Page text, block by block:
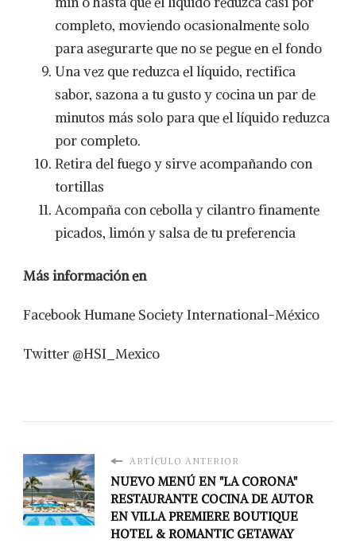
completo, moviendo ocasionalmente solo
para asegurarte que no se pegue en el fondo
Una vez que reduzca el líquido, rectifica
sabor, sazona a tu gusto y cocina un par de
minutos más solo para que el líquido reduzca
por completo.
Retira del fuego y sirve acompañando con
tortillas
Acompaña con cebolla y cilantro finamente
picados, limón y salsa de tu preferencia
Más información en
Facebook Humane Society International-México
Twitter @HSI_Mexico
ARTÍCULO ANTERIOR
NUEVO MENÚ EN "LA CORONA"
RESTAURANTE COCINA DE AUTOR
EN VILLA PREMIERE BOUTIQUE
HOTEL & ROMANTIC GETAWAY